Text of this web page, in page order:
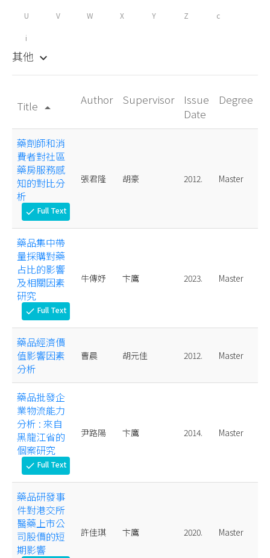
U V W X Y Z c
i
其他 keyboard_arrow_down
Title arrow_drop_up
Author Supervisor
Issue
Date
Degree
藥劑師和消
費者對社區
藥房服務感
知的對比分
析
check Full Text
張君隆 胡豪 2012. Master
藥品集中帶
量採購對藥
占比的影響
及相關因素
研究
check Full Text
牛傳妤 卞鷹 2023. Master
藥品經濟價
值影響因素
分析
曹晨 胡元佳 2012. Master
藥品批發企
業物流能力
分析 : 來自
黑龍江省的
個案研究
check Full Text
尹路陽 卞鷹 2014. Master
藥品研發事
件對港交所
醫藥上市公
司股價的短
期影響
許佳琪 卞鷹 2020. Master